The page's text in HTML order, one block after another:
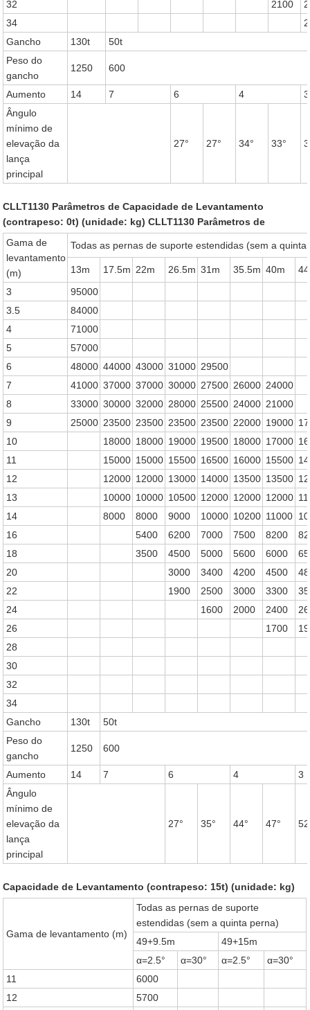
32 2100
34
Gancho
130t
50t
Peso do
gancho
1250 600
Aumento 14 7 6 4
3
Ângulo
mínimo de
elevação da
lança
principal
27° 27° 34° 33°
CLLT1130 Parâmetros de Capacidade de Levantamento
(contrapeso: 0t) (unidade: kg)
Gama de
levantamento
(m)
Todas as pernas de suporte estendidas (sem a quinta
13m 17.5m 22m 26.5m 31m 35.5m 40m
3
95000
3.5
84000
4
71000
5
57000
6
48000 44000 43000 31000 29500
7
41000 37000 37000 30000 27500 26000 24000
8
33000 30000 32000 28000 25500 24000 21000
9
25000 23500 23500 23500 23500 22000 19000
10
18000 18000 19000 19500 18000 17000
11
15000 15000 15500 16500 16000 15500
12
12000 12000 13000 14000 13500 13500
13
10000 10000 10500 12000 12000 12000
14
8000 8000 9000 10000 10200 11000
16
5400 6200 7000 7500 8200
18
3500 4500 5000 5600 6000
20
3000 3400 4200 4500
22
1900 2500 3000 3300
24
1600 2000 2400
26
1700
28
30
32
34
Gancho
130t
50t
Peso do
gancho
1250 600
Aumento 14 7 6 4
3
Ângulo
mínimo de
elevação da
lança
principal
27° 35° 44° 47°
CLLT1130 Parâmetros de
Capacidade de Levantamento (contrapeso: 15t) (unidade: kg)
Gama de levantamento (m)
Todas as pernas de suporte
estendidas (sem a quinta perna)
49+9.5m
49+15m
α=2.5°
α=30° α=2.5°
α=30°
11
6000
12
5700